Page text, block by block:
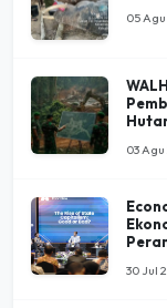
05
03
30 Jul